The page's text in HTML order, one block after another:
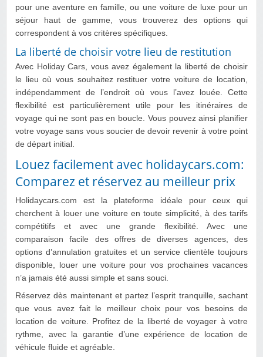
pour une aventure en famille, ou une voiture de luxe pour un
séjour haut de gamme, vous trouverez des options qui
correspondent à vos critères spécifiques.
La liberté de choisir votre lieu de restitution
Avec Holiday Cars, vous avez également la liberté de choisir
le lieu où vous souhaitez restituer votre voiture de location,
indépendamment de l’endroit où vous l’avez louée. Cette
flexibilité est particulièrement utile pour les itinéraires de
voyage qui ne sont pas en boucle. Vous pouvez ainsi planifier
votre voyage sans vous soucier de devoir revenir à votre point
de départ initial.
Louez facilement avec holidaycars.com:
Comparez et réservez au meilleur prix
Holidaycars.com est la plateforme idéale pour ceux qui
cherchent à louer une voiture en toute simplicité, à des tarifs
compétitifs et avec une grande flexibilité. Avec une
comparaison facile des offres de diverses agences, des
options d’annulation gratuites et un service clientèle toujours
disponible, louer une voiture pour vos prochaines vacances
n’a jamais été aussi simple et sans souci.
Réservez dès maintenant et partez l’esprit tranquille, sachant
que vous avez fait le meilleur choix pour vos besoins de
location de voiture. Profitez de la liberté de voyager à votre
rythme, avec la garantie d’une expérience de location de
véhicule fluide et agréable.